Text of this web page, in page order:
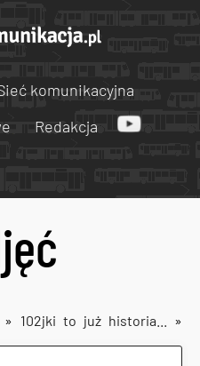
komunikacyjna
Redakcja
» 102jki to już historia...
»